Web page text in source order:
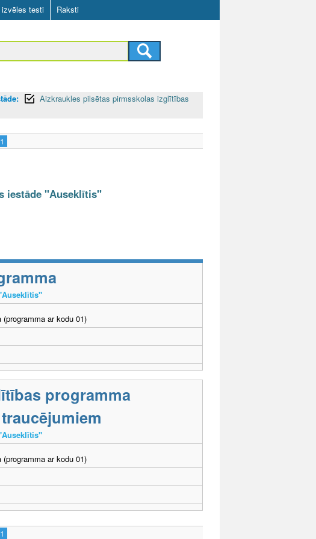
izvēles testi Raksti
Aizkraukles pilsētas pirmsskolas izglītības
1
iestāde "Auseklītis"
ar kodu 01)
programma
ar kodu 01)
1